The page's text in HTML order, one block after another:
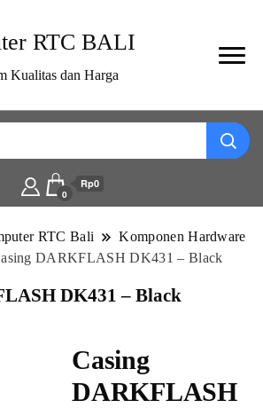
RTC BALI
Kualitas dan Harga
0
Rp0
RTC Bali
Komponen Hardware
DARKFLASH DK431 – Black
DK431 – Black
Casing
DARKFLASH